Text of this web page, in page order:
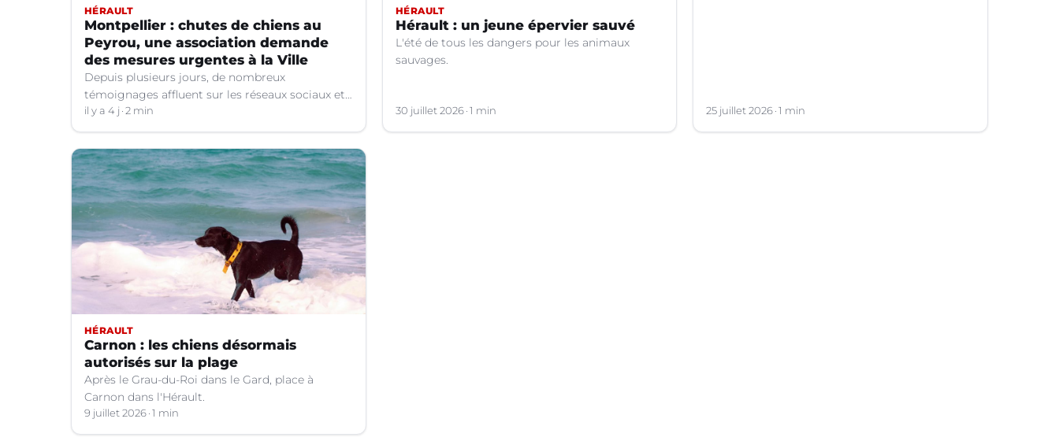
HÉRAULT
Montpellier : chutes de chiens au
Peyrou, une association demande
des mesures urgentes à la Ville
Depuis plusieurs jours, de nombreux
témoignages affluent sur les réseaux sociaux et
dans la presse relatant des chutes de chiens
depuis la terrasse basse du Peyrou à Montpellier.
Une association interpelle la Ville pour
demander des mesures urgentes
il y a 4 j 2 min
HÉRAULT
Hérault : un jeune épervier sauvé
L'été de tous les dangers pour les animaux
sauvages.
30 juillet 2026 1 min 25 juillet 2026 1 min
HÉRAULT
Carnon : les chiens désormais
autorisés sur la plage
Après le Grau-du-Roi dans le Gard, place à
Carnon dans l'Hérault.
9 juillet 2026 1 min